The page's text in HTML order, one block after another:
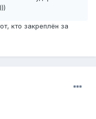
кто закреплён за